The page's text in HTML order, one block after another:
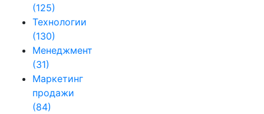
(125)
Технологии
(130)
Менеджмент
(31)
Маркетинг
продажи
(84)